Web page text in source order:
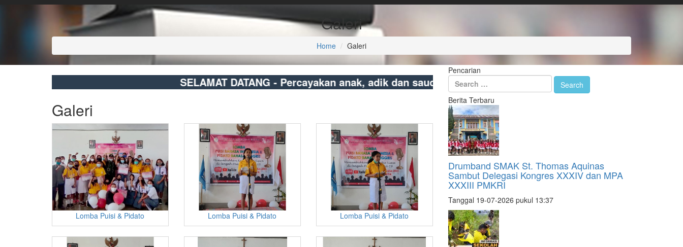
Galeri
Home Galeri
SELAMAT DATANG - Percayakan anak, adik dan saudara anda pada kami !
Galeri
Lomba Puisi & Pidato Lomba Puisi & Pidato Lomba Puisi & Pidato
Pencarian
Berita Terbaru
Drumband SMAK St. Thomas Aquinas
Sambut Delegasi Kongres XXXIV dan MPA
XXXIII PMKRI
Tanggal 19-07-2026 pukul 13:37